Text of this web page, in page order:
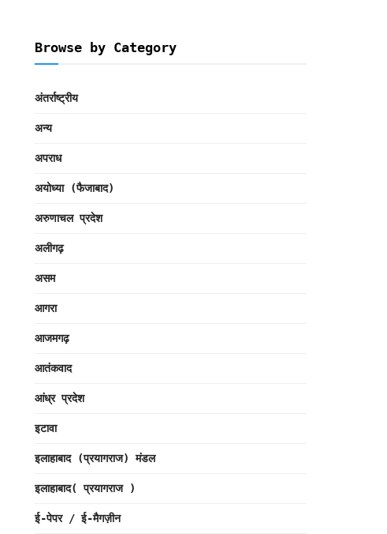
Browse by Category
अंतर्राष्ट्रीय
अन्य
अपराध
अयोध्या (फैजाबाद)
अरुणाचल प्रदेश
अलीगढ़
असम
आगरा
आजमगढ़
आतंकवाद
आंध्र प्रदेश
इटावा
इलाहाबाद (प्रयागराज) मंडल
इलाहाबाद( प्रयागराज )
ई-पेपर / ई-मैगज़ीन